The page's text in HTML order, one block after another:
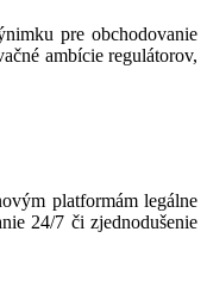
pre obchodovanie
ambície regulátorov,
platformám legálne
24/7 či zjednodušenie